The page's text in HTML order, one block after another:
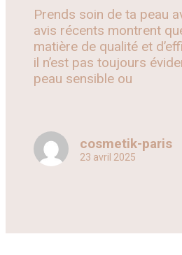
Prends soin de ta peau
avis récents montrent
matière de qualité et
il n’est pas toujours
peau sensible ou
cosmetik-paris
23 avril 2025